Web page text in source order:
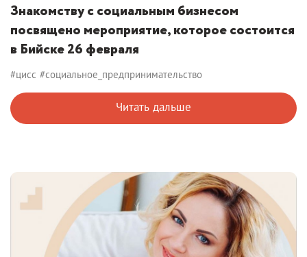
Знакомству с социальным бизнесом
посвящено мероприятие, которое состоится
в Бийске 26 февраля
#цисс #социальное_предпринимательство
Читать дальше